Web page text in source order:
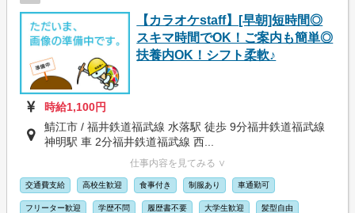
【カラオケstaff】[早朝]短時間◎
スキマ時間でOK！ご案内も簡単◎
扶養内OK！シフト柔軟♪
時給1,100円
鯖江市 / 福井鉄道福武線 水落駅 徒歩 9分福井鉄道福武線
神明駅 車 2分福井鉄道福武線 西...
仕事内容を見てみる ∨
交通費支給 高校生歓迎 食事付き 制服あり 車通勤可
フリーター歓迎 学歴不問 履歴書不要 大学生歓迎 髪型自由